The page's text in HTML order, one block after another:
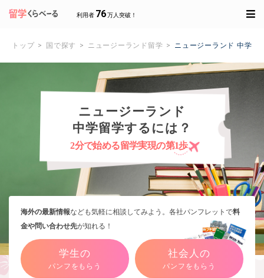
利用者 76万人突破！
トップ 国で探す ニュージーランド留学 ニュージーランド 中学留
ニュージーランド
中学留学するには？
2分で始める留学実現の第1歩
海外の最新情報なども気軽に相談してみよう。各社パンフレットで料
金や問い合わせ先が知れる！
学生の
パンフをもらう
社会人の
パンフをもらう